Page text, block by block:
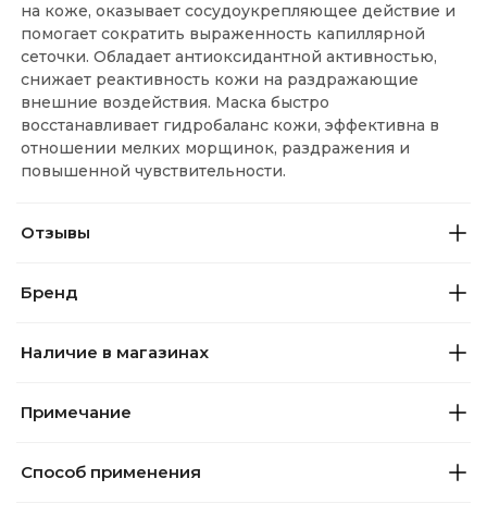
на коже, оказывает сосудоукрепляющее действие и
помогает сократить выраженность капиллярной
сеточки. Обладает антиоксидантной активностью,
снижает реактивность кожи на раздражающие
внешние воздействия. Маска быстро
восстанавливает гидробаланс кожи, эффективна в
отношении мелких морщинок, раздражения и
повышенной чувствительности.
Отзывы
Бренд
Наличие в магазинах
Примечание
Способ применения